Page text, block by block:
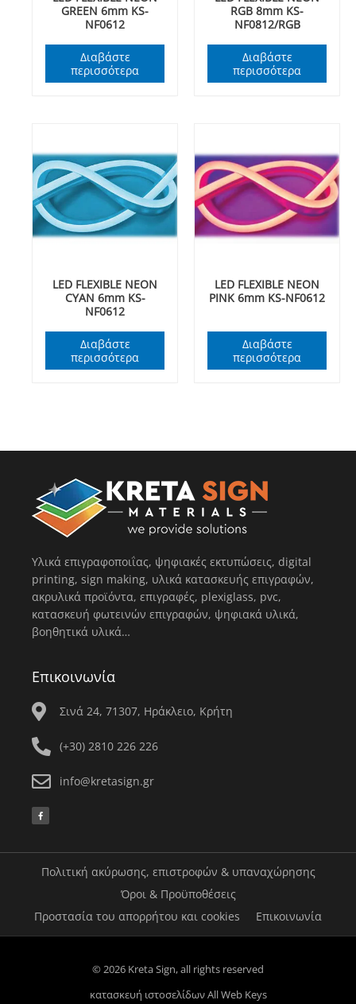
GREEN 6mm KS-
NF0612
Διαβάστε
περισσότερα
RGB 8mm KS-
NF0812/RGB
Διαβάστε
περισσότερα
LED FLEXIBLE NEON
CYAN 6mm KS-
NF0612
Διαβάστε
περισσότερα
LED FLEXIBLE NEON
PINK 6mm KS-NF0612
Διαβάστε
περισσότερα
Υλικά επιγραφοποιΐας, ψηφιακές εκτυπώσεις, digital
printing, sign making, υλικά κατασκευής επιγραφών,
ακρυλικά προϊόντα, επιγραφές, plexiglass, pvc,
κατασκευή φωτεινών επιγραφών, ψηφιακά υλικά,
βοηθητικά υλικά…
Επικοινωνία
Σινά 24, 71307, Ηράκλειο, Κρήτη
(+30) 2810 226 226
info@kretasign.gr
F
a
c
o
kΠολιτική ακύρωσης, επιστροφών & υπαναχώρησης
Όροι & Προϋποθέσεις
Προστασία του απορρήτου και cookies
Επικοινωνία
© 2026 Kreta Sign, all rights reserved
κατασκευή ιστοσελίδωνAll Web Keys